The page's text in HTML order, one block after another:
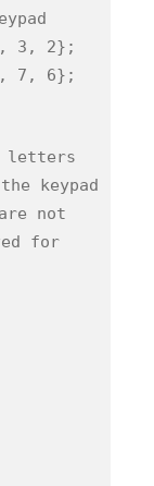
3, 2};
7, 6};
letters
keypad
not
for